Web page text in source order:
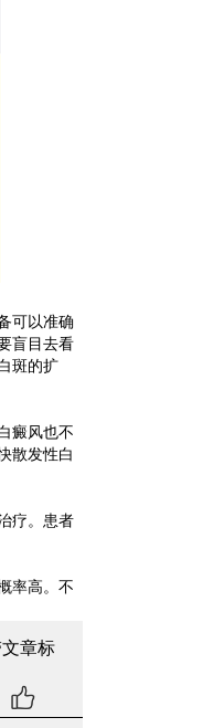
可以准确
盲目去看
斑的扩
癜风也不
散发性白
疗。患者
率高。不
章标